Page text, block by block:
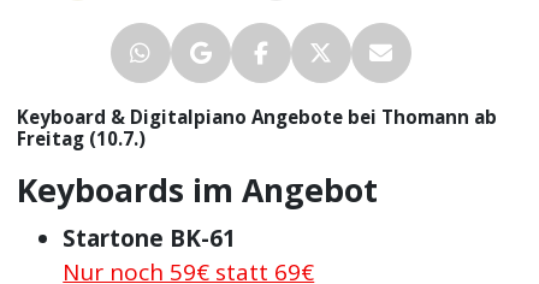
Keyboard & Digitalpiano Angebote bei Thomann ab
Freitag (10.7.)
Keyboards im Angebot
Startone BK-61
Nur noch 59€ statt 69€